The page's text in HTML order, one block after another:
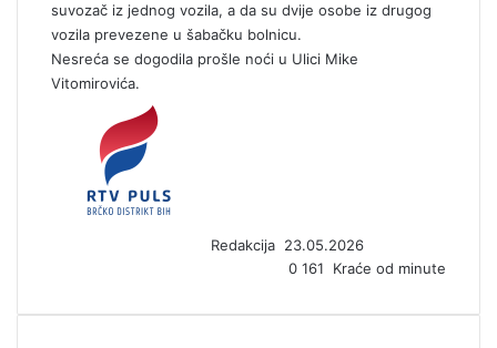
suvozač iz jednog vozila, a da su dvije osobe iz drugog
vozila prevezene u šabačku bolnicu.
Nesreća se dogodila prošle noći u Ulici Mike
Vitomirovića.
Redakcija e
m
i
23.05.2026
0 161 Kraće od minute